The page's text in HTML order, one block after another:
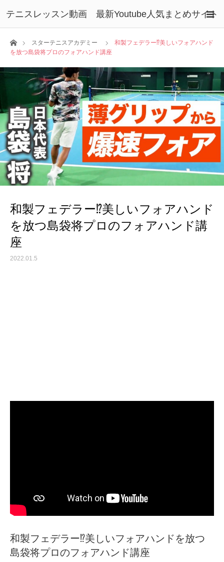
テニスレッスン動画 最新Youtube人気まとめサイト
ホームスターテニスアカデミー
和製フェデラー⁉︎美しいフォアハンド
を放つ島袋将プロのフォアハンド講座
和製フェデラー⁉︎美しいフォアハンド
を放つ島袋将プロのフォアハンド講
座
2022.01.5
和製フェデラー⁉︎美しいフォアハンドを放つ
島袋将プロのフォアハンド講座